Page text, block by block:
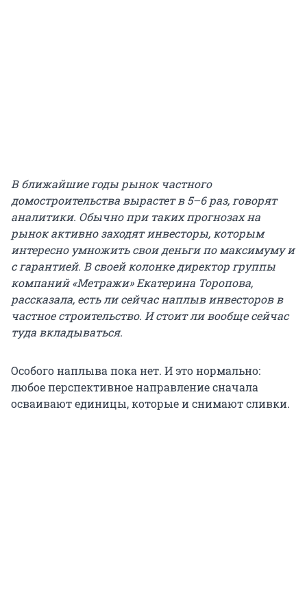
В ближайшие годы рынок частного
домостроительства вырастет в 5–6 раз, говорят
аналитики. Обычно при таких прогнозах на
рынок активно заходят инвесторы, которым
интересно умножить свои деньги по максимуму и
с гарантией. В своей колонке директор группы
компаний «Метражи» Екатерина Торопова,
рассказала, есть ли сейчас наплыв инвесторов в
частное строительство. И стоит ли вообще сейчас
туда вкладываться.
Особого наплыва пока нет. И это нормально:
любое перспективное направление сначала
осваивают единицы, которые и снимают сливки.